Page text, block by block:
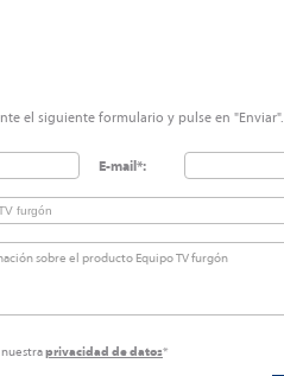
el siguiente formulario y pulse en "Enviar".
E-mail*:
privacidad de datos*